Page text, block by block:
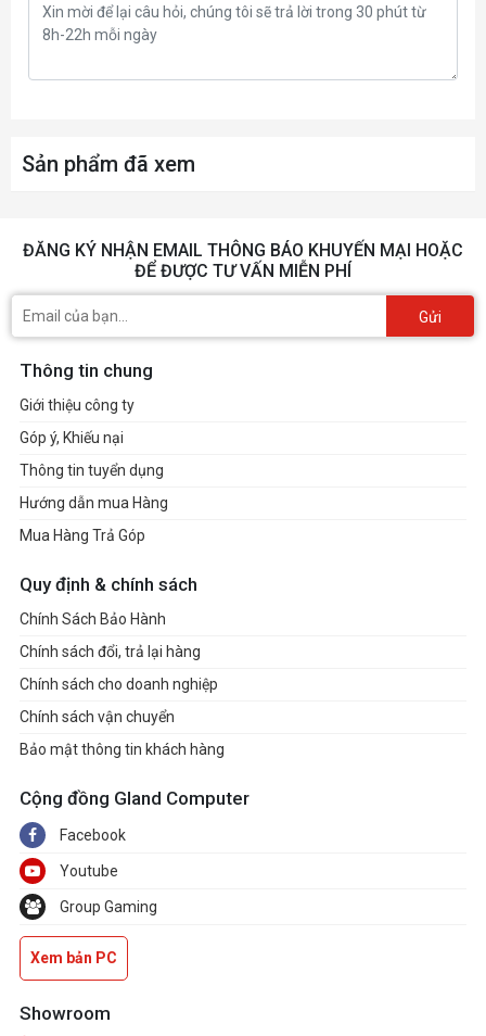
PSU đề
Connectors
8-pin x1
Sản phẩm đã xem
ĐĂNG KÝ NHẬN EMAIL THÔNG BÁO KHUYẾN MẠI HOẶC
ĐỂ ĐƯỢC TƯ VẤN MIỄN PHÍ
Gửi
Thông tin chung
Giới thiệu công ty
Góp ý, Khiếu nại
Thông tin tuyển dụng
Hướng dẫn mua Hàng
Mua Hàng Trả Góp
Quy định & chính sách
Chính Sách Bảo Hành
Chính sách đổi, trả lại hàng
Chính sách cho doanh nghiệp
Chính sách vận chuyển
Bảo mật thông tin khách hàng
Cộng đồng Gland Computer
Facebook
Youtube
Group Gaming
Xem bản PC
Showroom